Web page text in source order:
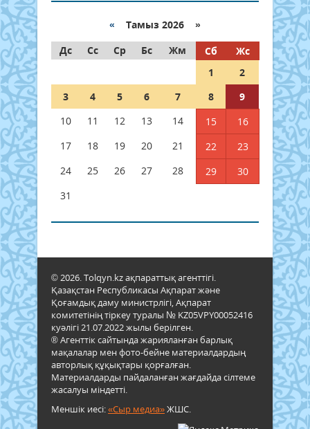
« Тамыз 2026 »
Дс
Сс Ср Бс Жм Сб
Жс
1
2
3
4 5 6 7 8
9
10
11 12 13 14 15
16
17
18 19 20 21 22
23
24
25 26 27 28 29
30
31
© 2026. Tolqyn.kz ақпараттық агенттігі.
Қазақстан Республикасы Ақпарат және
Қоғамдық даму министрлігі, Ақпарат
комитетінің тіркеу туралы № KZ05VPY00052416
куәлігі 21.07.2022 жылы берілген.
® Агенттік сайтында жарияланған барлық
мақалалар мен фото-бейне материалдардың
авторлық құқықтары қорғалған.
Материалдарды пайдаланған жағдайда сілтеме
жасалуы міндетті.
Меншік иесі:«Сыр медиа»ЖШС.